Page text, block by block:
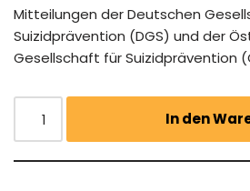
Mitteilungen der Deutschen
Suizidprävention (DGS) und der
Gesellschaft für Suizidprävention
In den